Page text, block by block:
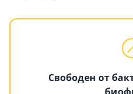
Свободен от